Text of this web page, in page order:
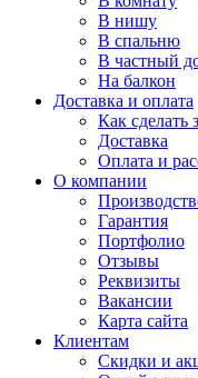
В нишу
В спальню
В частный
На балкон
Доставка и оплата
Как сделать
Доставка
Оплата и
О компании
Гарантия
Портфолио
Отзывы
Реквизиты
Вакансии
Карта сайта
Клиентам
Скидки и